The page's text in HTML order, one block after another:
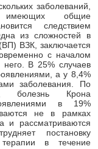
заболеваний,
имеющих общие
следствием
из сложностей в
ВЗК, заключается
с началом
него. В 25% случаев
а у 8,4%
заболевания. По
болезнь Крона
в 19%
не в рамках
и рассматриваются
постановку
в течение